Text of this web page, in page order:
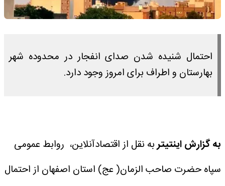
احتمال شنیده شدن صدای انفجار در محدوده شهر
بهارستان و اطراف برای امروز وجود دارد.
به گزارش اینتیتربه نقل از اقتصادآنلاین، روابط عمومی
سپاه حضرت صاحب‌ الزمان( عج) استان اصفهان از احتمال